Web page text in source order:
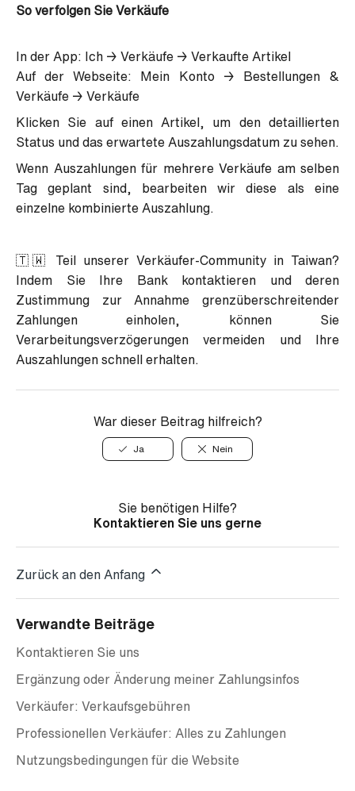
So verfolgen Sie Verkäufe
In der App: Ich → Verkäufe → Verkaufte Artikel
Auf der Webseite: Mein Konto → Bestellungen &
Verkäufe → Verkäufe
Klicken Sie auf einen Artikel, um den detaillierten
Status und das erwartete Auszahlungsdatum zu sehen.
Wenn Auszahlungen für mehrere Verkäufe am selben
Tag geplant sind, bearbeiten wir diese als eine
einzelne kombinierte Auszahlung.
🇹🇼 Teil unserer Verkäufer-Community in Taiwan?
Indem Sie Ihre Bank kontaktieren und deren
Zustimmung zur Annahme grenzüberschreitender
Zahlungen einholen, können Sie
Verarbeitungsverzögerungen vermeiden und Ihre
Auszahlungen schnell erhalten.
War dieser Beitrag hilfreich?
Ja Nein
Sie benötigen Hilfe?
Kontaktieren Sie uns gerne
Zurück an den Anfang
Verwandte Beiträge
Kontaktieren Sie uns
Ergänzung oder Änderung meiner Zahlungsinfos
Verkäufer: Verkaufsgebühren
Professionellen Verkäufer: Alles zu Zahlungen
Nutzungsbedingungen für die Website